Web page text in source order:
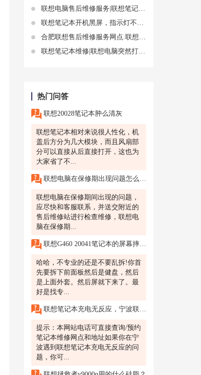
联想电脑售后维修服务|联想笔记本电源键亮但黑屏,指示灯也不亮故障排查
联想笔记本开机黑屏，指示灯不亮维修
合肥联想售后维修服务网点:联想黑屏唤不醒故障分析及黑屏唤醒知识
联想笔记本维修|联想电脑突然打不开了怎么办 按照以下步骤可以解决
热门问答
联想20028笔记本肿么清灰
联想笔记本相对来说很人性化，机
盖后方分为几大模块，而且风扇部
分可以直接从后直接打开，这也为
大家省了不...
联想电脑在保修期出现问题怎么修?
联想电脑在保修期间出现的问题，
应尽快和客服联系，并送交附近的
售后维修站进行检查维修，联想电
脑在保修期...
联想G460 20041笔记本的屏幕摔碎了,自己动手换需要注意什么?
哈哈，不专业的还是不要乱拆!你首
先要拆下前面板然后是健盘，然后
是上面外套。然后屏就下来了。最
好是找专...
联想笔记本充电无反应，宁波联想售后维修服务网点在哪里?
提示：本网站电话可直接查询/预约
笔记本维修网点和地址如果你在宁
波遇到联想笔记本充电无反应的问
题，你可...